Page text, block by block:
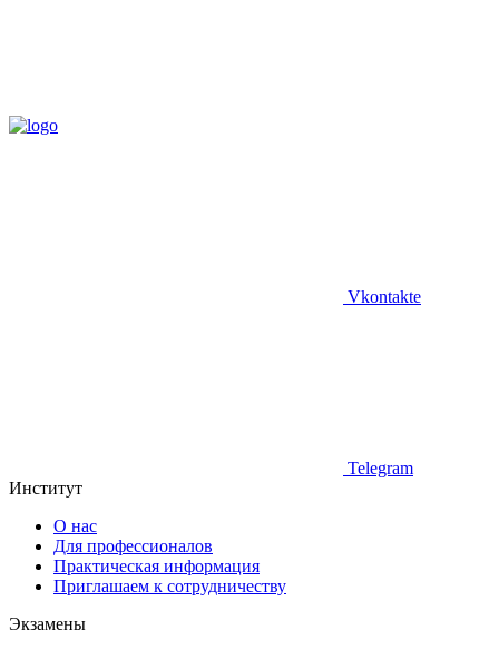
Vkontakte
Telegram
Институт
О нас
Для профессионалов
Практическая информация
Приглашаем к сотрудничеству
Экзамены